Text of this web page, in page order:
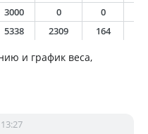
3000 0 0
5338 2309 164
и график веса,